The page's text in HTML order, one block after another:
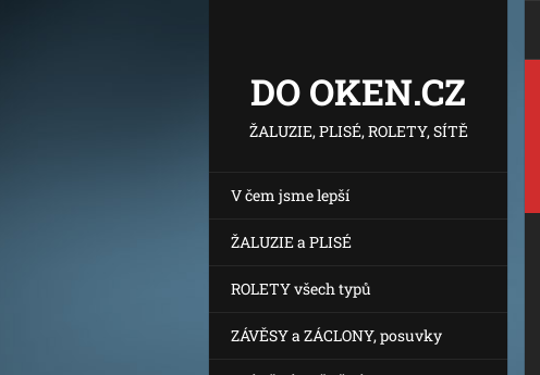
DO OKEN.CZ
ŽALUZIE, PLISÉ, ROLETY, SÍTĚ
V čem jsme lepší
ŽALUZIE a PLISÉ
ROLETY všech typů
ZÁVĚSY a ZÁCLONY, posuvky